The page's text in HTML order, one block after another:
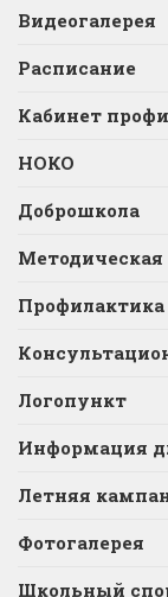
Видеогалерея
Расписание
Кабинет
НОКО
Доброшкола
Методическая
Профилактика
Логопункт
Информация
Летняя
Фотогалерея
Школьный